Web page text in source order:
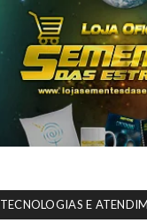
TECNOLOGIAS E